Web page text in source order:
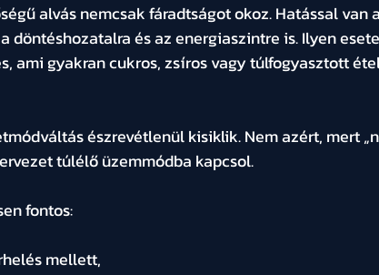
alvás nemcsak fáradtságot okoz. Hatással
döntéshozatalra és az energiaszintre is. Ilyen
ami gyakran cukros, zsíros vagy túlfogyasztott
észrevétlenül kisiklik. Nem azért, mert
túlélő üzemmódba kapcsol.
fontos:
mellett,